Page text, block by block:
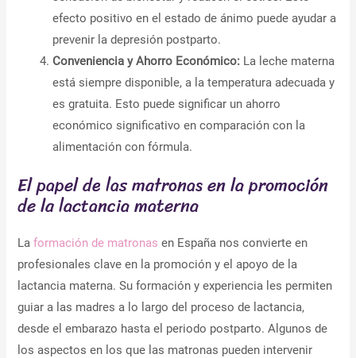
efecto positivo en el estado de ánimo puede ayudar a
prevenir la depresión postparto.
Conveniencia y Ahorro Económico: La leche materna
está siempre disponible, a la temperatura adecuada y
es gratuita. Esto puede significar un ahorro
económico significativo en comparación con la
alimentación con fórmula.
El papel de las matronas en la promoción
de la lactancia materna
Laformación de matronas en España nos convierte en
profesionales clave en la promoción y el apoyo de la
lactancia materna. Su formación y experiencia les permiten
guiar a las madres a lo largo del proceso de lactancia,
desde el embarazo hasta el periodo postparto. Algunos de
los aspectos en los que las matronas pueden intervenir